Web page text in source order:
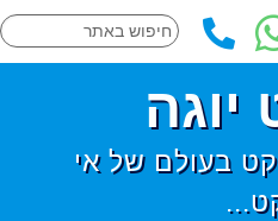
יוגה
בעולם של אי